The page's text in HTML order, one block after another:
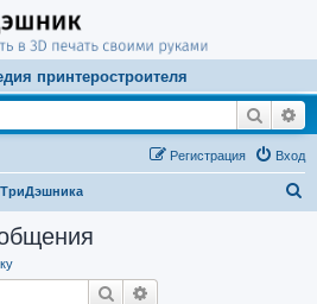
принтеростроителя
Поиск
Вход
Регистрация
Поиск